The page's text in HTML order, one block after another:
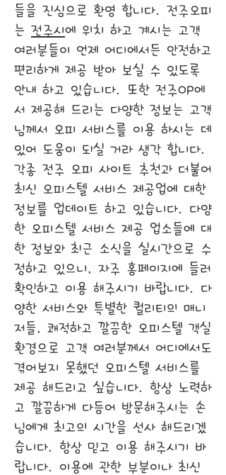
들을 진심으로 환영 합니다. 전주오피
는 전주시에 위치 하고 계시는 고객
여러분들이 언제 어디에서든 안전하고
편리하게 제공 받아 보실 수 있도록
안내 하고 있습니다. 또한 전주OP에
서 제공해 드리는 다양한 정보는 고객
님께서 오피 서비스를 이용 하시는 데
있어 도움이 되실 거라 생각 합니다.
각종 전주 오피 사이트 추천과 더불어
최신 오피스텔 서비스 제공업에 대한
정보를 업데이트 하고 있습니다. 다양
한 오피스텔 서비스 제공 업소들에 대
한 정보와 최근 소식을 실시간으로 수
정하고 있으니, 자주 홈페이지에 들러
확인하고 이용 해주시기 바랍니다. 다
양한 서비스와 특별한 퀄리티의 매니
저들, 쾌적하고 깔끔한 오피스텔 객실
환경으로 고객 여러분께서 어디에서도
겪어보지 못했던 오피스텔 서비스를
제공 해드리고 싶습니다. 항상 노력하
고 깔끔하게 다듬어 방문해주시는 손
님에게 최고의 시간을 선사 해드리겠
습니다. 항상 믿고 이용 해주시기 바
랍니다. 이용에 관한 부분이나 최신